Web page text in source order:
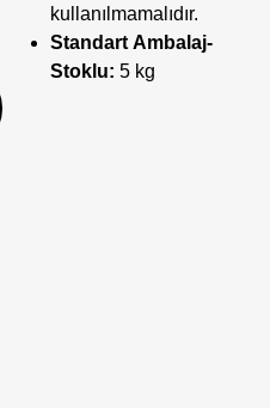
kullanılmamalıdır.
Standart Ambalaj-
Stoklu: 5 kg